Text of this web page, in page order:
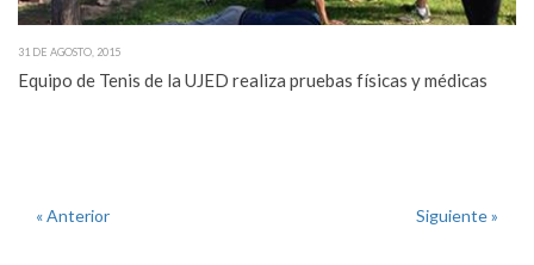
31 DE AGOSTO, 2015
Equipo de Tenis de la UJED realiza pruebas físicas y médicas
« Anterior Siguiente »